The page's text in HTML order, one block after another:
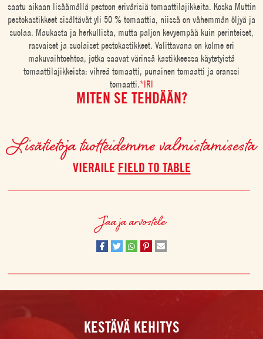
saatu aikaan lisäämällä pestoon erivärisiä tomaattilajikkeita. Koska Muttin
pestokastikkeet sisältävät yli 50 % tomaattia, niissä on vähemmän öljyä ja
suolaa. Maukasta ja herkullista, mutta paljon kevyempää kuin perinteiset,
rasvaiset ja suolaiset pestokastikkeet. Valittavana on kolme eri
makuvaihtoehtoa, jotka saavat värinsä kastikkeessa käytetyistä
tomaattilajikkeista: vihreä tomaatti, punainen tomaatti ja oranssi
tomaatti.*IRI
MITEN SE TEHDÄÄN?
Lisätietoja tuotteidemme valmistamisesta
VIERAILE FIELD TO TABLE
Jaa ja arvostele
KESTÄVÄ KEHITYS